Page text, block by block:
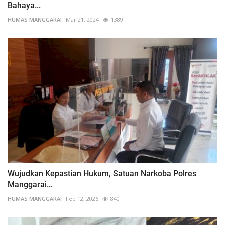
Bahaya...
HUMAS MANGGARAI Mar 21, 2024 1389
Wujudkan Kepastian Hukum, Satuan Narkoba Polres
Manggarai...
HUMAS MANGGARAI Feb 12, 2026 840